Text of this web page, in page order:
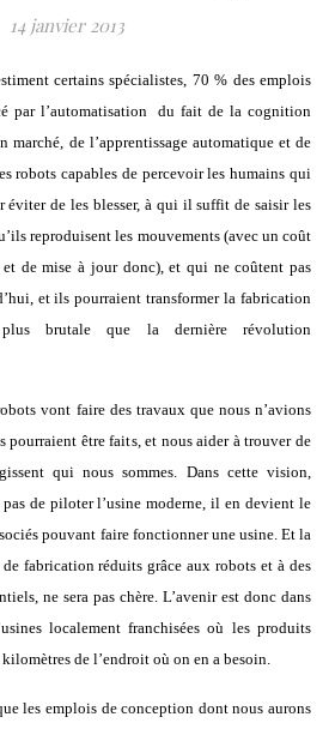
14 janvier 2013
par l’automatisation du fait de la cognition
marché, de l’apprentissage automatique et de
robots capables de percevoir les humains qui
de les blesser, à qui il suffit de saisir les
reproduisent les mouvements (avec un coût
de mise à jour donc), et qui ne coûtent pas
et ils pourraient transformer la fabrication
plus brutale que la dernière révolution
vont faire des travaux que nous n’avions
pourraient être faits, et nous aider à trouver de
qui nous sommes. Dans cette vision,
de piloter l’usine moderne, il en devient le
pouvant faire fonctionner une usine. Et la
fabrication réduits grâce aux robots et à des
ne sera pas chère. L’avenir est donc dans
localement franchisées où les produits
de l’endroit où on en a besoin.
les emplois de conception dont nous aurons